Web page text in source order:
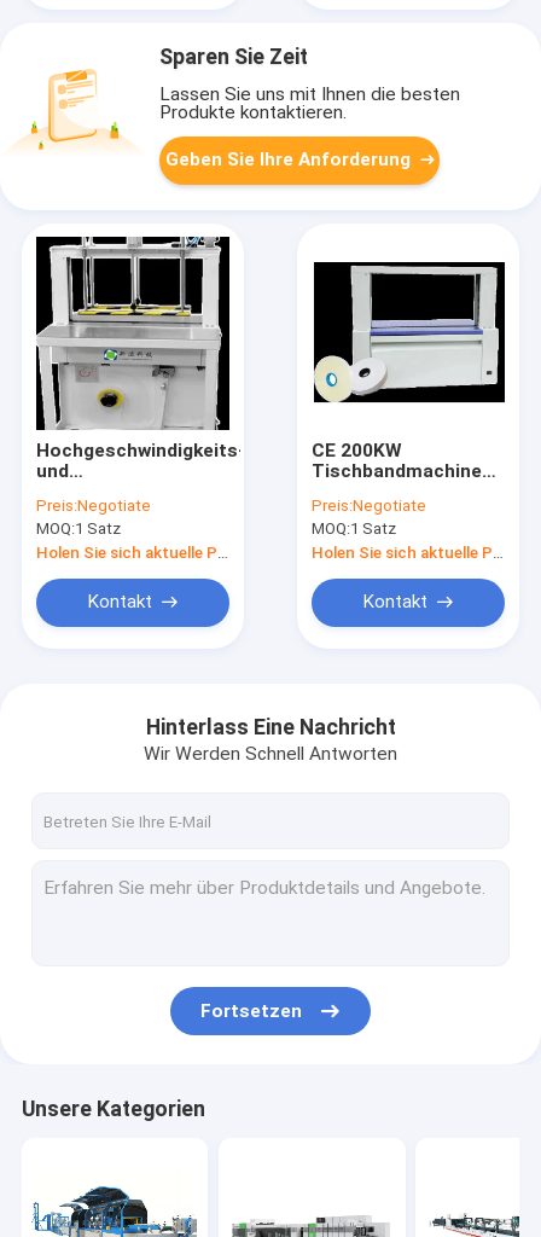
Heim
Über uns
Sparen Sie Zeit
Lassen Sie uns mit Ihnen die besten
Produkte kontaktieren.
Geben Sie Ihre Anforderung
Hochgeschwindigkeits-
und
600x400mm ST410-
30H
Preis:Negotiate
MOQ:1 Satz
Kontakt
CE 200KW
Tischbandmachine
Bandbandmaschine
ST410-30
Preis:Negotiate
MOQ:1 Satz
Kontakt
Hinterlass Eine Nachricht
Wir Werden Schnell Antworten
Fortsetzen
Unsere Kategorien